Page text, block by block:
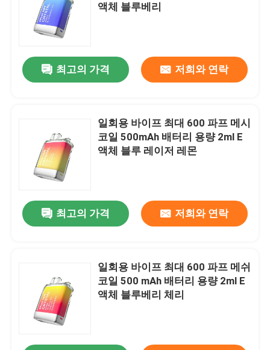
액체 블루베리
최고의 가격 저희와 연락
일회용 바이프 최대 600 파프 메시
코일 500mAh 배터리 용량 2ml E
액체 블루 레이저 레몬
최고의 가격 저희와 연락
일회용 바이프 최대 600 파프 메쉬
코일 500 mAh 배터리 용량 2ml E
액체 블루베리 체리